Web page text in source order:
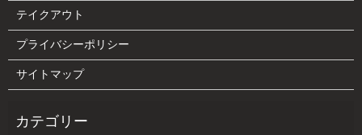
テイクアウト
プライバシーポリシー
サイトマップ